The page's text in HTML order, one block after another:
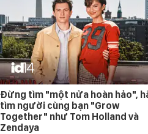
Đừng tìm "một nửa hoàn hảo",
tìm người cùng bạn "Grow
Together" như Tom Holland và
Zendaya